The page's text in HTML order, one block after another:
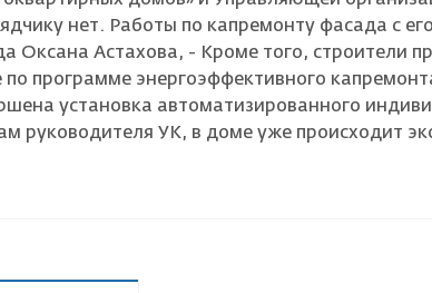
нет. Работы по капремонту фасада с
Оксана Астахова, - Кроме того, строители
по программе энергоэффективного
установка автоматизированного
руководителя УК, в доме уже происходит